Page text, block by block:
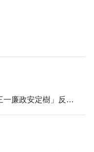
115年新北市政府警察局「共植三一廉政安定樹」反貪倡廉有獎徵答得獎名單公告